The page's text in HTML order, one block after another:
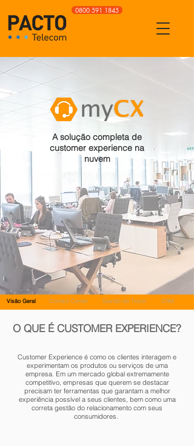
0800 591 1845
A solução completa de
customer experience na
nuvem
Visão Geral Contact Center Gestão de Ticket CRM
O QUE É CUSTOMER EXPERIENCE?
Customer Experience é como os clientes interagem e
experimentam os produtos ou serviços de uma
empresa. Em um mercado global extremamente
competitivo, empresas que querem se destacar
precisam ter ferramentas que garantam a melhor
experiência possível a seus clientes, bem como uma
correta gestão do relacionamento com seus
consumidores.